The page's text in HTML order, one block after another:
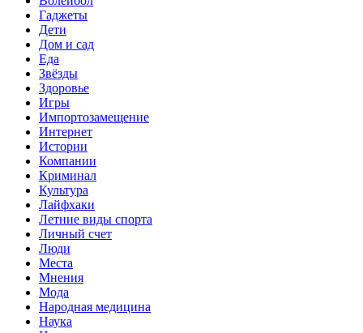
Гаджеты
Дети
Дом и сад
Еда
Звёзды
Здоровье
Игры
Импортозамещение
Интернет
Истории
Компании
Криминал
Культура
Лайфхаки
Летние виды спорта
Личный счет
Люди
Места
Мнения
Мода
Народная медицина
Наука